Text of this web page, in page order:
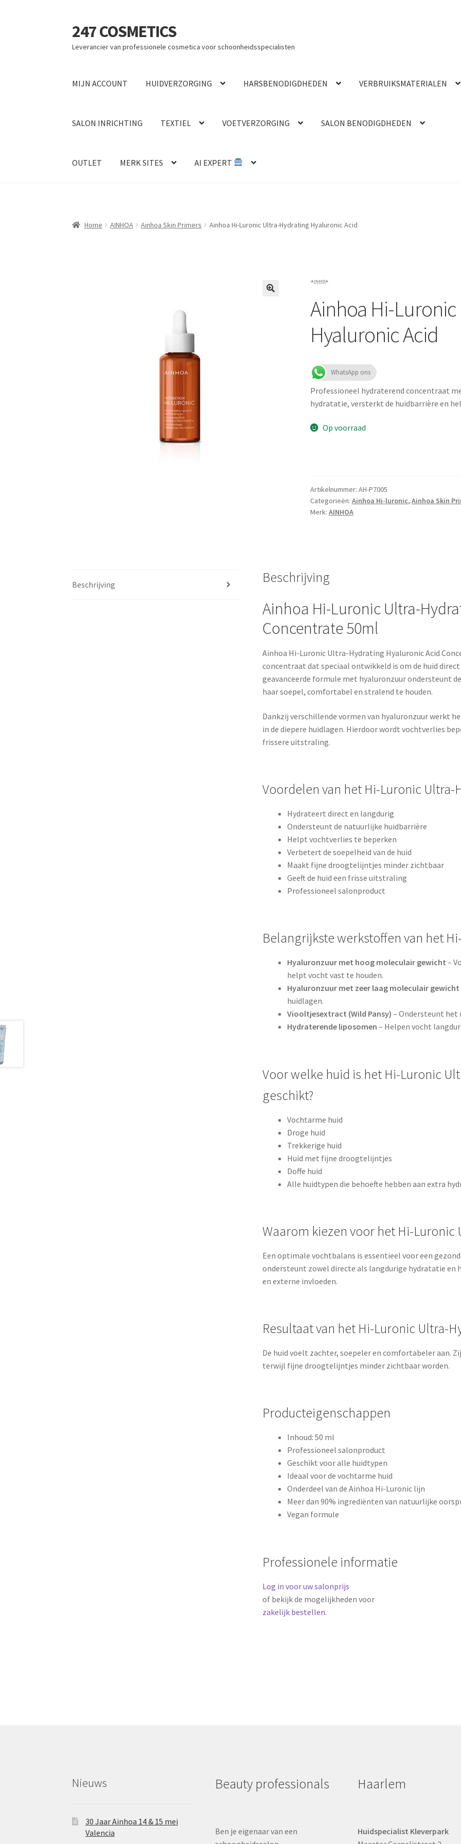
Ga
door
naar
Ga
naar
de
247 COSMETICS
Leverancier van professionele cosmetica voor schoonheidsspecialisten
MIJN ACCOUNT HUIDVERZORGING HARSBENODIGDHEDEN VERBRUIKSMATERIALEN
SALON INRICHTING TEXTIEL VOETVERZORGING SALON BENODIGDHEDEN
OUTLET MERK SITES AI EXPERT
Home AINHOA Ainhoa Skin Primers Ainhoa Hi-Luronic Ultra-Hydrating Hyaluronic Acid
Ainhoa Hi-
Hyaluronic Acid
WhatsApp ons
Professioneel hydraterend concentraat
hydratatie, versterkt de huidbarrière en
Op voorraad
Artikelnummer: AH-P7005
Categorieën: Ainhoa Hi-luronic, Ainhoa Skin
Merk: AINHOA
Beschrijving Beschrijving
Ainhoa Hi-Luronic Ultra-
Concentrate 50ml
Ainhoa Hi-Luronic Ultra-Hydrating Hyaluronic Acid
concentraat dat speciaal ontwikkeld is om de huid
geavanceerde formule met hyaluronzuur ondersteunt
haar soepel, comfortabel en stralend te houden.
Dankzij verschillende vormen van hyaluronzuur werkt
in de diepere huidlagen. Hierdoor wordt vochtverlies
frissere uitstraling.
Voordelen van het Hi-Luronic
Hydrateert direct en langdurig
Ondersteunt de natuurlijke huidbarrière
Helpt vochtverlies te beperken
Verbetert de soepelheid van de huid
Maakt fijne droogtelijntjes minder zichtbaar
Geeft de huid een frisse uitstraling
Professioneel salonproduct
Belangrijkste werkstoffen van het
Hyaluronzuur met hoog moleculair gewicht –
helpt vocht vast te houden.
Hyaluronzuur met zeer laag moleculair gewicht
huidlagen.
Viooltjesextract (Wild Pansy) – Ondersteunt het
Hydraterende liposomen – Helpen vocht
Voor welke huid is het Hi-Luronic
geschikt?
Vochtarme huid
Droge huid
Trekkerige huid
Huid met fijne droogtelijntjes
Doffe huid
Alle huidtypen die behoefte hebben aan extra
Waarom kiezen voor het Hi-
Een optimale vochtbalans is essentieel voor een
ondersteunt zowel directe als langdurige hydratatie en
en externe invloeden.
Resultaat van het Hi-Luronic Ultra-
De huid voelt zachter, soepeler en comfortabeler aan.
terwijl fijne droogtelijntjes minder zichtbaar worden.
Producteigenschappen
Inhoud: 50 ml
Professioneel salonproduct
Geschikt voor alle huidtypen
Ideaal voor de vochtarme huid
Onderdeel van de Ainhoa Hi-Luronic lijn
Meer dan 90% ingrediënten van natuurlijke
Vegan formule
Professionele informatie
Log in voor uw salonprijs
of bekijk de mogelijkheden voor
zakelijk bestellen.
Nieuws
30 Jaar Ainhoa 14 & 15 mei
Valencia
Beauty professionals
Ben je eigenaar van een
Haarlem
Huidspecialist Kleverpark